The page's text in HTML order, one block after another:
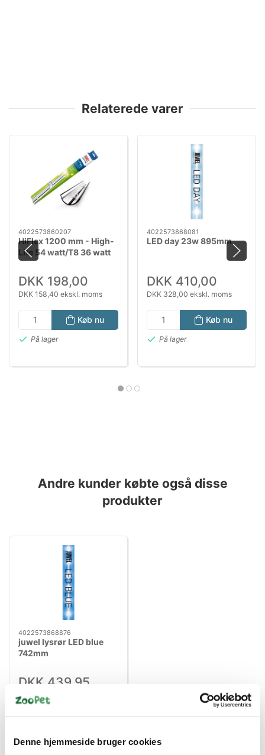
Denne hjemmeside bruger cookies
Relaterede varer
4022573860207
HiFlex 1200 mm - High-
Lite 54 watt/T8 36 watt
DKK 198,00
DKK 158,40 ekskl. moms
Køb nu
På lager
4022573868081
LED day 23w 895mm
DKK 410,00
DKK 328,00 ekskl. moms
Køb nu
På lager
Andre kunder købte også disse
produkter
4022573868876
juwel lysrør LED blue
742mm
DKK 439,95
DKK 351,96 ekskl. moms
Køb nu
På lager